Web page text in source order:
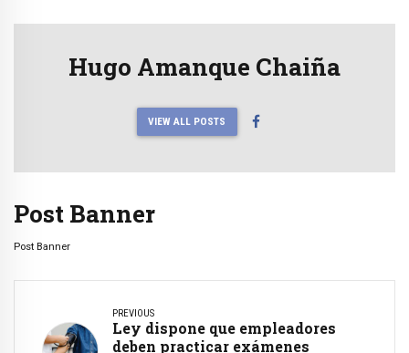
Hugo Amanque Chaiña
VIEW ALL POSTS
Post Banner
Post Banner
PREVIOUS
Ley dispone que empleadores
deben practicar exámenes